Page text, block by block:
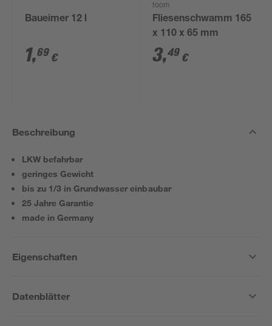
Baueimer 12 l
1,69 €
toom
Fliesenschwamm 165
x 110 x 65 mm
3,49 €
Beschreibung
LKW befahrbar
geringes Gewicht
bis zu 1/3 in Grundwasser einbaubar
25 Jahre Garantie
made in Germany
Eigenschaften
Datenblätter